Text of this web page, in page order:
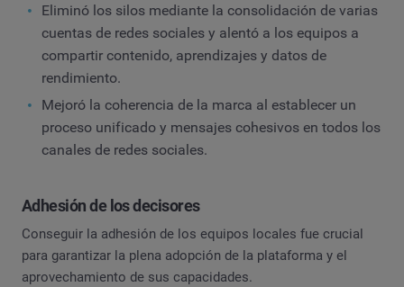
Eliminó los silos mediante la consolidación de varias
cuentas de redes sociales y alentó a los equipos a
compartir contenido, aprendizajes y datos de
rendimiento.
Mejoró la coherencia de la marca al establecer un
proceso unificado y mensajes cohesivos en todos los
canales de redes sociales.
Adhesión de los decisores
Conseguir la adhesión de los equipos locales fue crucial
para garantizar la plena adopción de la plataforma y el
aprovechamiento de sus capacidades.